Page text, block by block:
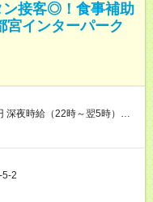
ン接客◎！食事補助
宮インターパーク
深夜時給（22時～翌5時）：
※条件変更なし）ですが、切
す。 研修制度あり：15時間
5-2